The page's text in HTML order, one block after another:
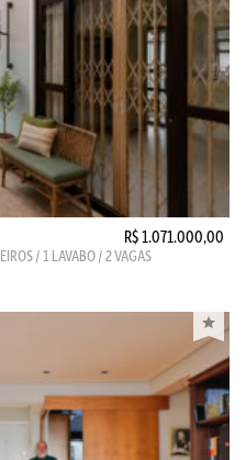
R$ 1.071.000,00
/ 1 LAVABO / 2 VAGAS